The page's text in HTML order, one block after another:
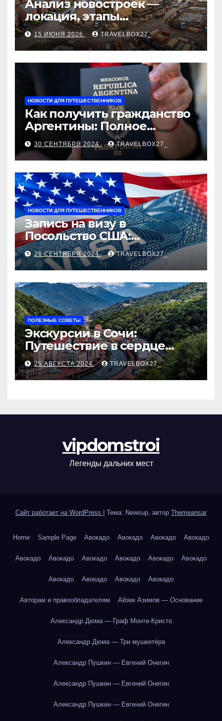
Анализ новостроек —
локация, этапы
строительства, проверка
застройщика, сценарии
оформления сделки и
рыночные ориентиры
15 ИЮНЯ 2026 TRAVELBOX27_
НОВОСТИ ДЛЯ ПУТЕШЕСТВЕННИКОВ
Как получить гражданство
Аргентины: Полное
руководство
30 СЕНТЯБРЯ 2024 TRAVELBOX27_
НОВОСТИ ДЛЯ ПУТЕШЕСТВЕННИКОВ
Запись на визу в
Посольство США:
Пошаговое руководство
26 СЕНТЯБРЯ 2024 TRAVELBOX27_
ПОЛЕЗНЫЕ СОВЕТЫ
Экскурсии в Сочи:
Путешествие в сердце
Черноморского курорта
25 АВГУСТА 2024 TRAVELBOX27_
vipdomstroi
Легенды дальних мест
Сайт работает на WordPress Тема: Newsup, автор Themeansar
Home Sample Page Авокадо Авокадо Авокадо Авокадо
Авокадо Авокадо Авокадо Авокадо Авокадо Авокадо
Авокадо Авокадо Авокадо Авокадо
Авторам и правообладателям Айзек Азимов — Основание
Александр Дюма — Граф Монте-Кристо
Александр Дюма — Три мушкетёра
Александр Пушкин — Евгений Онегин
Александр Пушкин — Евгений Онегин
Александр Пушкин — Евгений Онегин